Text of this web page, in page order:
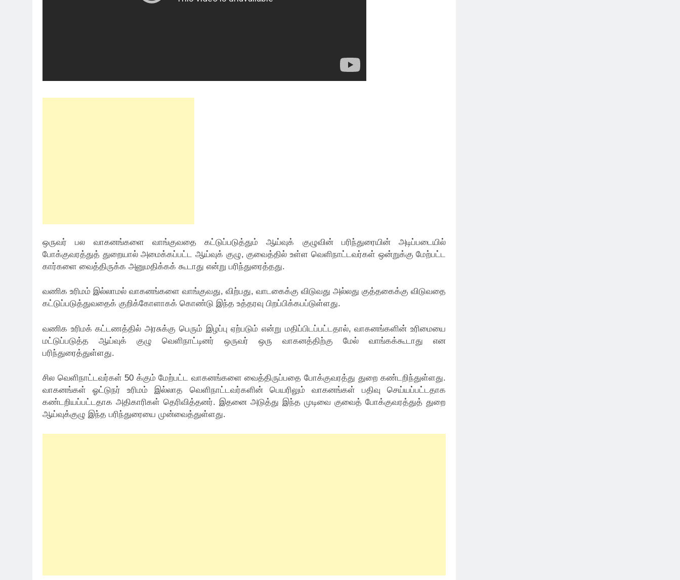
ஒருவர் பல வாகனங்களை வாங்குவதை கட்டுப்படுத்தும் ஆய்வுக் குழுவின் பரிந்துரையின் அடிப்படையில்
போக்குவரத்துத் துறையால் அமைக்கப்பட்ட ஆய்வுக் குழு, குவைத்தில் உள்ள வெளிநாட்டவர்கள் ஒன்றுக்கு மேற்பட்ட
கார்களை வைத்திருக்க அனுமதிக்கக் கூடாது என்று பரிந்துரைத்தது.
வணிக உரிமம் இல்லாமல் வாகனங்களை வாங்குவது, விற்பது, வாடகைக்கு விடுவது அல்லது குத்தகைக்கு விடுவதை
கட்டுப்படுத்துவதைக் குறிக்கோளாகக் கொண்டு இந்த உத்தரவு பிறப்பிக்கபப்டுள்ளது.
வணிக உரிமக் கட்டணத்தில் அரசுக்கு பெரும் இழப்பு ஏற்படும் என்று மதிப்பிடப்பட்டதால், வாகனங்களின் உரிமையை
மட்டுப்படுத்த ஆய்வுக் குழு வெளிநாட்டினர் ஒருவர் ஒரு வாகனத்திற்கு மேல் வாங்கக்கூடாது என
பரிந்துரைத்துள்ளது.
சில வெளிநாட்டவர்கள் 50 க்கும் மேற்பட்ட வாகனங்களை வைத்திருப்பதை போக்குவரத்து துறை கண்டறிந்துள்ளது.
வாகனங்கள் ஓட்டுநர் உரிமம் இல்லாத வெளிநாட்டவர்களின் பெயரிலும் வாகனங்கள் பதிவு செய்யப்பட்டதாக
கண்டறியப்பட்டதாக அதிகாரிகள் தெரிவித்தனர். இதனை அடுத்து இந்த முடிவை குவைத் போக்குவரத்துத் துறை
ஆய்வுக்குழு இந்த பரிந்துரையை முன்வைத்துள்ளது.